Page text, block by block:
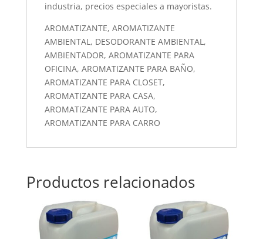
industria, precios especiales a mayoristas.
AROMATIZANTE, AROMATIZANTE
AMBIENTAL, DESODORANTE AMBIENTAL,
AMBIENTADOR, AROMATIZANTE PARA
OFICINA, AROMATIZANTE PARA BAÑO,
AROMATIZANTE PARA CLOSET,
AROMATIZANTE PARA CASA,
AROMATIZANTE PARA AUTO,
AROMATIZANTE PARA CARRO
Productos relacionados